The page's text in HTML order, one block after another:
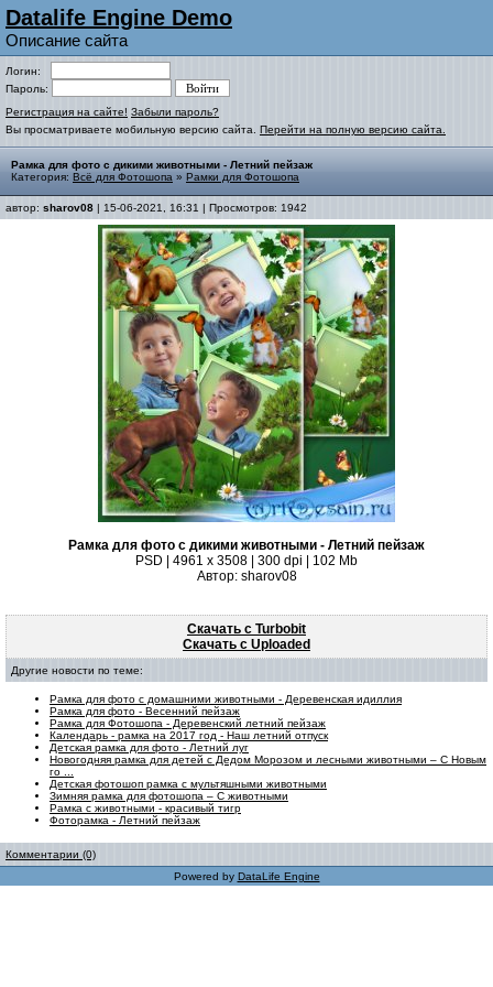
Datalife Engine Demo
Описание сайта
Логин:
Пароль:
Регистрация на сайте! Забыли пароль?
Вы просматриваете мобильную версию сайта. Перейти на полную версию сайта.
Рамка для фото с дикими животными - Летний пейзаж
Категория: Всё для Фотошопа » Рамки для Фотошопа
автор: sharov08 | 15-06-2021, 16:31 | Просмотров: 1942
Рамка для фото с дикими животными - Летний пейзаж
PSD | 4961 х 3508 | 300 dpi | 102 Mb
Автор: sharov08
Скачать с Turbobit
Скачать с Uploaded
Другие новости по теме:
Рамка для фото с домашними животными - Деревенская идиллия
Рамка для фото - Весенний пейзаж
Рамка для Фотошопа - Деревенский летний пейзаж
Календарь - рамка на 2017 год - Наш летний отпуск
Детская рамка для фото - Летний луг
Новогодняя рамка для детей с Дедом Морозом и лесными животными – С Новым
го ...
Детская фотошоп рамка с мультяшными животными
Зимняя рамка для фотошопа – С животными
Рамка с животными - красивый тигр
Фоторамка - Летний пейзаж
Комментарии (0)
Powered by DataLife Engine